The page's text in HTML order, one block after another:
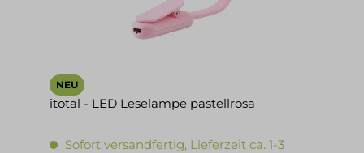
NEU
itotal - LED Leselampe pastellrosa
Sofort versandfertig, Lieferzeit ca. 1-3